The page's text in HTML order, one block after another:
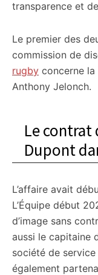
transparence et
Le premier des
commission de
rugby concerne
Anthony Jelonch.
Le contrat
Dupont
L’affaire avait
L’Équipe début
d’image sans
aussi le capitaine
société de
également